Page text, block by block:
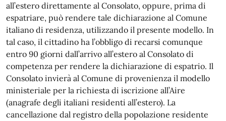
all’estero direttamente al Consolato, oppure, prima di
espatriare, può rendere tale dichiarazione al Comune
italiano di residenza, utilizzando il presente modello. In
tal caso, il cittadino ha l’obbligo di recarsi comunque
entro 90 giorni dall’arrivo all’estero al Consolato di
competenza per rendere la dichiarazione di espatrio. Il
Consolato invierà al Comune di provenienza il modello
ministeriale per la richiesta di iscrizione all’Aire
(anagrafe degli italiani residenti all’estero). La
cancellazione dal registro della popolazione residente